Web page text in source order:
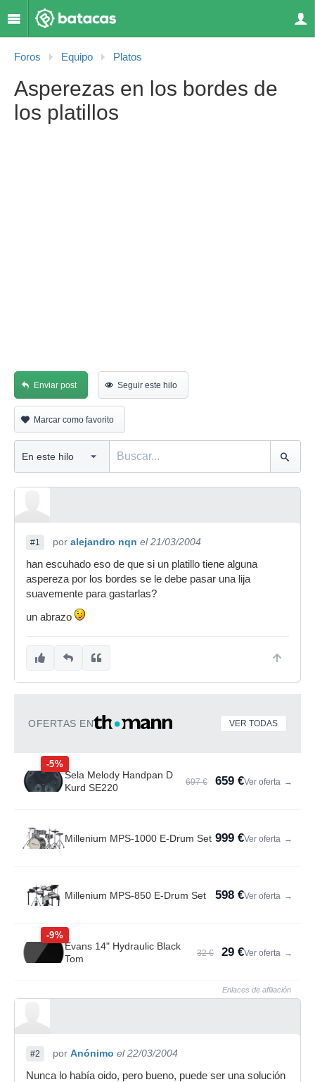
Foros Equipo Platos
Asperezas en los bordes de
los platillos
Enviar post Seguir este hilo
Marcar como favorito
#1 por alejandro nqn el 21/03/2004
han escuhado eso de que si un platillo tiene alguna
aspereza por los bordes se le debe pasar una lija
suavemente para gastarlas?
un abrazo
OFERTAS EN VER TODAS
-5%
Sela Melody Handpan D
Kurd SE220
697 € 659 €Ver oferta →
Millenium MPS-1000 E-Drum Set 999 €Ver oferta →
Millenium MPS-850 E-Drum Set 598 €Ver oferta →
-9%
Evans 14" Hydraulic Black
Tom
32 € 29 €Ver oferta →
Enlaces de afiliación
#2 por Anónimo el 22/03/2004
Nunca lo había oido, pero bueno, puede ser una solución